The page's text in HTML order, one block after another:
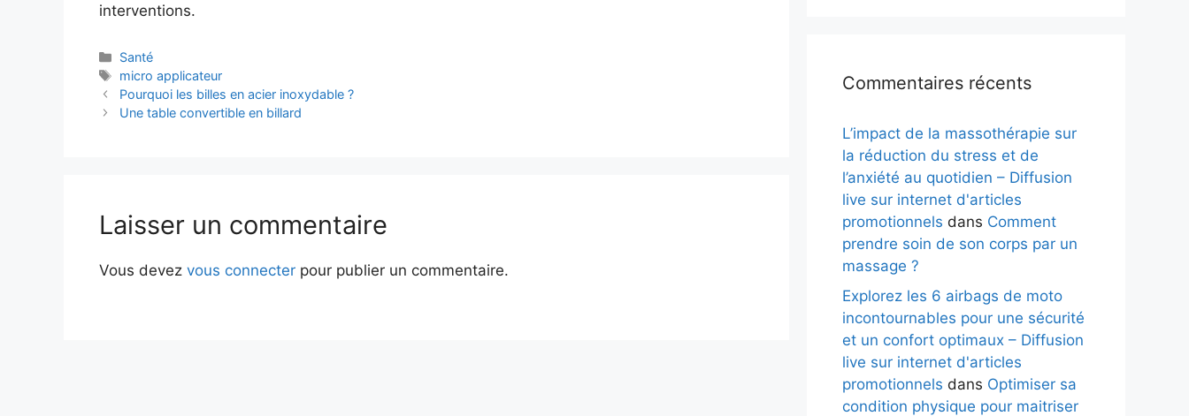
interventions.
Catégories
Santé
Étiquettes
micro applicateur
Pourquoi les billes en acier inoxydable ?
Une table convertible en billard
Laisser un commentaire
Vous devez vous connecter pour publier un commentaire.
Commentaires récents
L’impact de la massothérapie sur
la réduction du stress et de
l’anxiété au quotidien – Diffusion
live sur internet d'articles
promotionnels dans Comment
prendre soin de son corps par un
massage ?
Explorez les 6 airbags de moto
incontournables pour une sécurité
et un confort optimaux – Diffusion
live sur internet d'articles
promotionnels dans Optimiser sa
condition physique pour maitriser